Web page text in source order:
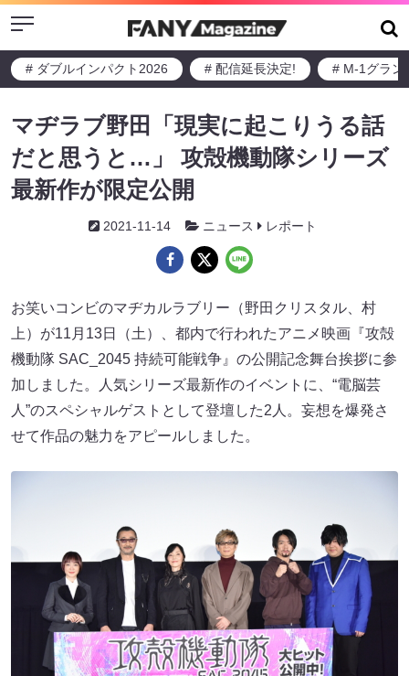
Menu
# ダブルインパクト2026 # 配信延長決定! # M-1グラン
マヂラブ野田「現実に起こりうる話
だと思うと…」 攻殻機動隊シリーズ
最新作が限定公開
2021-11-14 ニュース レポート
お笑いコンビのマヂカルラブリー（野田クリスタル、村
上）が11月13日（土）、都内で行われたアニメ映画『攻殻
機動隊 SAC_2045 持続可能戦争』の公開記念舞台挨拶に参
加しました。人気シリーズ最新作のイベントに、“電脳芸
人”のスペシャルゲストとして登壇した2人。妄想を爆発さ
せて作品の魅力をアピールしました。